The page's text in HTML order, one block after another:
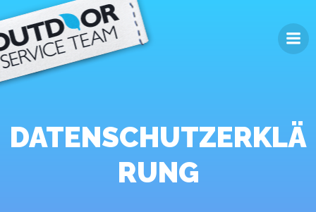
DATENSCHUTZERKLÄ
RUNG